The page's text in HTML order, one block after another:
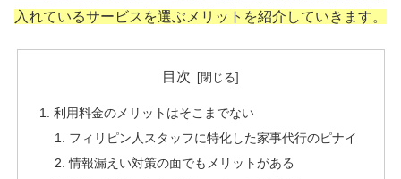
入れているサービスを選ぶメリットを紹介していきます。
目次
利用料金のメリットはそこまでない
フィリピン人スタッフに特化した家事代行のピナイ
情報漏えい対策の面でもメリットがある